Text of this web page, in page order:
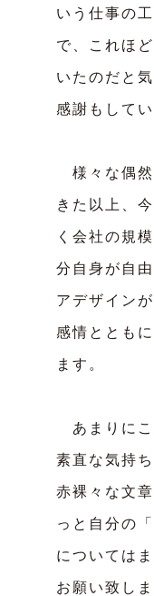
いう仕事の
で、これほ
いたのだと
感謝もして
様々な偶然
きた以上、
く会社の規
分自身が自
アデザイン
感情ととも
ます。
あまりにこ
素直な気持
赤裸々な文
っと自分の
については
お願い致し